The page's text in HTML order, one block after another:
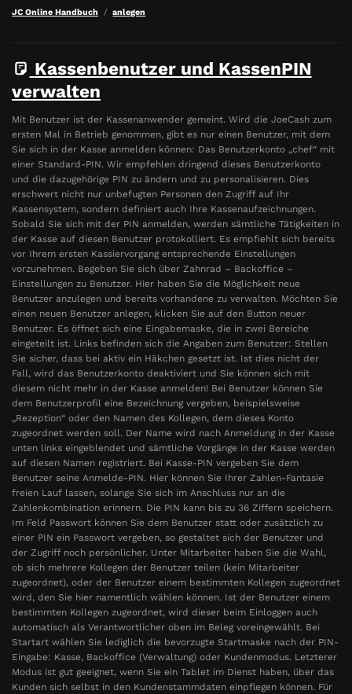
JC Online Handbuch anlegen
Kassenbenutzer und KassenPIN
verwalten
Mit Benutzer ist der Kassenanwender gemeint. Wird die JoeCash zum
ersten Mal in Betrieb genommen, gibt es nur einen Benutzer, mit dem
Sie sich in der Kasse anmelden können: Das Benutzerkonto „chef“ mit
einer Standard-PIN. Wir empfehlen dringend dieses Benutzerkonto
und die dazugehörige PIN zu ändern und zu personalisieren. Dies
erschwert nicht nur unbefugten Personen den Zugriff auf Ihr
Kassensystem, sondern definiert auch Ihre Kassenaufzeichnungen.
Sobald Sie sich mit der PIN anmelden, werden sämtliche Tätigkeiten in
der Kasse auf diesen Benutzer protokolliert. Es empfiehlt sich bereits
vor Ihrem ersten Kassiervorgang entsprechende Einstellungen
vorzunehmen. Begeben Sie sich über Zahnrad – Backoffice –
Einstellungen zu Benutzer. Hier haben Sie die Möglichkeit neue
Benutzer anzulegen und bereits vorhandene zu verwalten. Möchten Sie
einen neuen Benutzer anlegen, klicken Sie auf den Button neuer
Benutzer. Es öffnet sich eine Eingabemaske, die in zwei Bereiche
eingeteilt ist. Links befinden sich die Angaben zum Benutzer: Stellen
Sie sicher, dass bei aktiv ein Häkchen gesetzt ist. Ist dies nicht der
Fall, wird das Benutzerkonto deaktiviert und Sie können sich mit
diesem nicht mehr in der Kasse anmelden! Bei Benutzer können Sie
dem Benutzerprofil eine Bezeichnung vergeben, beispielsweise
„Rezeption“ oder den Namen des Kollegen, dem dieses Konto
zugeordnet werden soll. Der Name wird nach Anmeldung in der Kasse
unten links eingeblendet und sämtliche Vorgänge in der Kasse werden
auf diesen Namen registriert. Bei Kasse-PIN vergeben Sie dem
Benutzer seine Anmelde-PIN. Hier können Sie Ihrer Zahlen-Fantasie
freien Lauf lassen, solange Sie sich im Anschluss nur an die
Zahlenkombination erinnern. Die PIN kann bis zu 36 Ziffern speichern.
Im Feld Passwort können Sie dem Benutzer statt oder zusätzlich zu
einer PIN ein Passwort vergeben, so gestaltet sich der Benutzer und
der Zugriff noch persönlicher. Unter Mitarbeiter haben Sie die Wahl,
ob sich mehrere Kollegen der Benutzer teilen (kein Mitarbeiter
zugeordnet), oder der Benutzer einem bestimmten Kollegen zugeordnet
wird, den Sie hier namentlich wählen können. Ist der Benutzer einem
bestimmten Kollegen zugeordnet, wird dieser beim Einloggen auch
automatisch als Verantwortlicher oben im Beleg voreingewählt. Bei
Startart wählen Sie lediglich die bevorzugte Startmaske nach der PIN-
Eingabe: Kasse, Backoffice (Verwaltung) oder Kundenmodus. Letzterer
Modus ist gut geeignet, wenn Sie ein Tablet im Dienst haben, über das
Kunden sich selbst in den Kundenstammdaten einpflegen können. Für